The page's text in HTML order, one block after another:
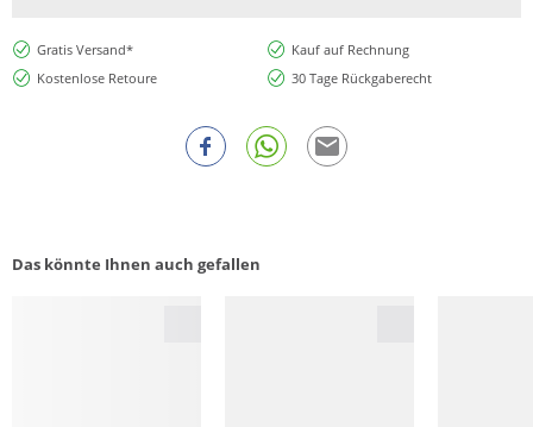
Gratis Versand*
Kauf auf Rechnung
Kostenlose Retoure
30 Tage Rückgaberecht
Das könnte Ihnen auch gefallen